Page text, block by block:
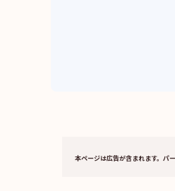
本ページは広告が含まれます。パ